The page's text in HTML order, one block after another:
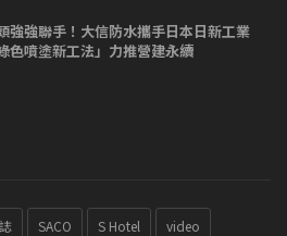
強強聯手！大信防水攜手日本日新工業
色噴塗新工法」力推營建永續
SACO S Hotel video